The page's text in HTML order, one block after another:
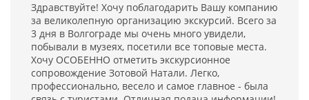
Здравствуйте! Хочу поблагодарить Вашу компанию
за великолепную организацию экскурсий. Всего за
3 дня в Волгограде мы очень много увидели,
побывали в музеях, посетили все топовые места.
Хочу ОСОБЕННО отметить экскурсионное
сопровождение Зотовой Натали. Легко,
профессионально, весело и самое главное - была